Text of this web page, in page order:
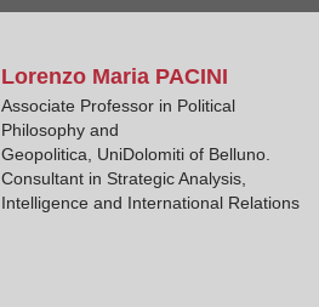
Lorenzo Maria PACINI
Associate Professor in Political
Philosophy and
Geopolitica, UniDolomiti of Belluno.
Consultant in Strategic Analysis,
Intelligence and International Relations